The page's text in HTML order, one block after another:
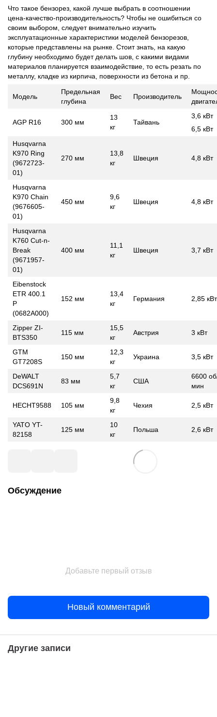
Что такое бензорез, какой лучше выбрать в соотношении
цена-качество-производительность? Чтобы не ошибиться со
своим выбором, следует внимательно изучить
эксплуатационные характеристики моделей бензорезов,
которые представлены на рынке. Стоит знать, на какую
глубину необходимо будет делать шов, с какими видами
материалов планируется взаимодействие, то есть резать по
металлу, кладке из кирпича, поверхности из бетона и пр.
Модель
Предельная
глубина
Вес Производитель
AGP R16 300 мм
13
кг
Тайвань
3,6 кВт
6,5 кВт
Husqvarna
K970 Ring
(9672723-
01)
270 мм
13,8
кг
Швеция 4,8 кВт
Husqvarna
K970 Chain
(9676605-
01)
450 мм
9,6
кг
Швеция 4,8 кВт
Husqvarna
K760 Cut-n-
Break
(9671957-
01)
400 мм
11,1
кг
Швеция 3,7 кВт
Eibenstock
ETR 400.1
P
(0682A000)
152 мм
13,4
кг
Германия 2,85 кВт
Zipper ZI-
BTS350
115 мм
15,5
кг
Австрия 3 кВт
GTM
GT7208S
150 мм
12,3
кг
Украина 3,5 кВт
DeWALT
DCS691N
83 мм
5,7
кг
США
6600
мин
HECHT9588 105 мм
9,8
кг
Чехия 2,5 кВт
YATO YT-
82158
125 мм
10
кг
Польша 2,6 кВт
Обсуждение
Добавьте первый отзыв
Новый комментарий
Другие записи